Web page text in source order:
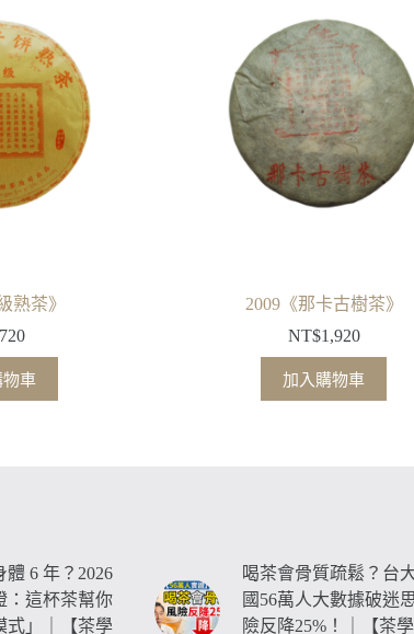
熟茶》
車
2009《那卡古樹茶》
NT$1,920
加入購物車
6 年？2026
：這杯茶幫你
式」｜【茶學
喝茶會骨質疏鬆？台
國56萬人大數據破迷
險反降25%！｜【茶